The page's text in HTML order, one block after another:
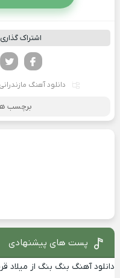
اشتراک
دانلود آهنگ مازندرانی
برچسب
پست های پیشنهادی
دانلود آهنگ بنگ بنگ از میلاد